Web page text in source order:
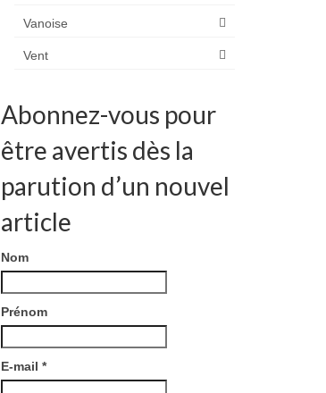
Vanoise
Vent
Abonnez-vous pour
être avertis dès la
parution d’un nouvel
article
Nom
Prénom
E-mail *